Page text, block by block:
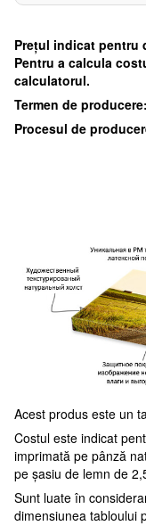
Preţul indicat pentru
Pentru a calcula
calculatorul.
Termen de producere:
Procesul de
Acest produs este un
Costul este indicat
imprimată pe pânză
pe șasiu de lemn de
Sunt luate în
dimensiunea tabloului